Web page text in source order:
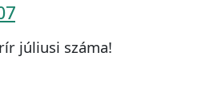
júliusi száma!